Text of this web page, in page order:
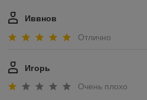
Иввнов
Отлично
Игорь
Очень плохо